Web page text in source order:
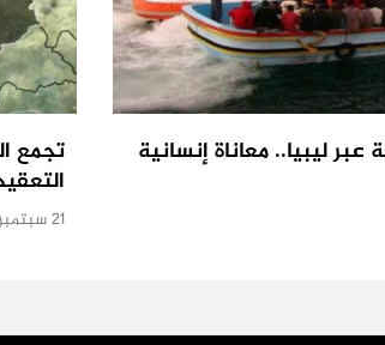
عبر ليبيا.. معاناة إنسانية
تجمع
21 سبتمبر 2014